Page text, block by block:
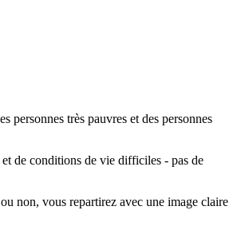
très pauvres et des personnes
de conditions de vie difficiles - pas de
non, vous repartirez avec une image claire